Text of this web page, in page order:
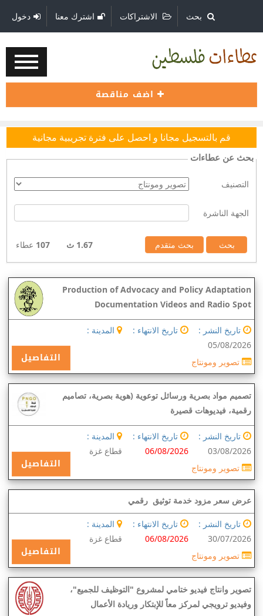
بحث الاشتراكات اشترك معنا دخول
اضف مناقصة
قم بالتسجيل مجانا و احصل على فترة تجريبية مجانية
بحث عن عطاءات
التصنيف
الجهة الناشرة
1.67 ث 107عطاء
Production of Advocacy and Policy Adaptation
Documentation Videos and Radio Spot
تاريخ النشر :
05/08/2026
تاريخ الانتهاء : المدينة :
التفاصيل تصوير ومونتاج
تصميم مواد بصرية ورسائل توعوية (هوية بصرية، تصاميم
رقمية، فيديوهات قصيرة
تاريخ النشر :
03/08/2026
تاريخ الانتهاء :
06/08/2026
المدينة :
قطاع غزة
التفاصيل تصوير ومونتاج
عرض سعر مزود خدمة توثيق رقمي
تاريخ النشر :
30/07/2026
تاريخ الانتهاء :
06/08/2026
المدينة :
قطاع غزة
التفاصيل تصوير ومونتاج
تصوير وانتاج فيديو ختامي لمشروع "التوظيف للجميع"،
وفيديو ترويجي لمركز معاً للإبتكار وريادة الأعمال